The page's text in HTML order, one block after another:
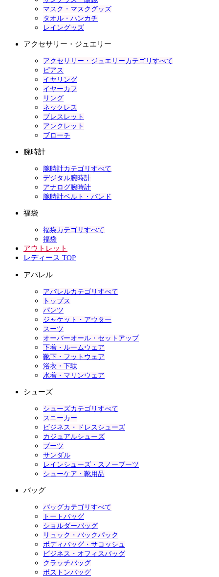
マスク・マスクグッズ
タオル・ハンカチ
レイングッズ
アクセサリー・ジュエリー
アクセサリー・ジュエリーカテゴリすべて
ピアス
イヤリング
イヤーカフ
リング
ネックレス
ブレスレット
アンクレット
ブローチ
腕時計
腕時計カテゴリすべて
デジタル腕時計
アナログ腕時計
腕時計ベルト・バンド
福袋
福袋カテゴリすべて
福袋
アウトレット
レディース TOP
アパレル
アパレルカテゴリすべて
トップス
パンツ
ジャケット・アウター
スーツ
オーバーオール・セットアップ
下着・ルームウェア
靴下・フットウェア
浴衣・下駄
水着・マリンウェア
シューズ
シューズカテゴリすべて
スニーカー
ビジネス・ドレスシューズ
カジュアルシューズ
ブーツ
サンダル
レインシューズ・スノーブーツ
シューケア・靴用品
バッグ
バッグカテゴリすべて
トートバッグ
ショルダーバッグ
リュック・バックパック
ボディバッグ・サコッシュ
ビジネス・オフィスバッグ
クラッチバッグ
ボストンバッグ